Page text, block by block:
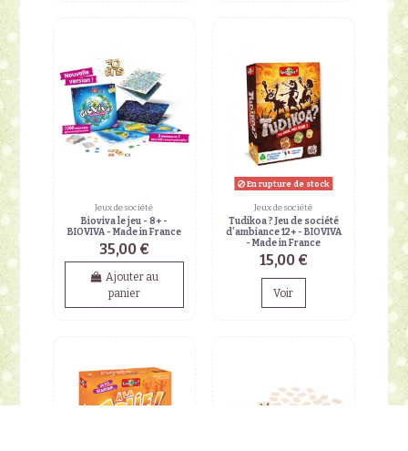
Jeux de société
Bioviva le jeu - 8+ -
BIOVIVA - Made in France
35,00 €
Ajouter au
panier
En rupture de stock
Jeux de société
Tudikoa ? Jeu de société
d'ambiance 12+ - BIOVIVA
- Made in France
15,00 €
Voir